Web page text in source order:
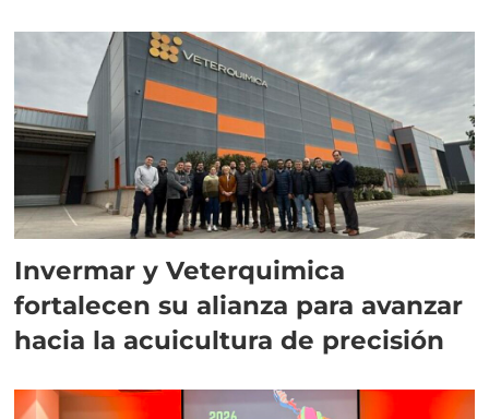
Invermar y Veterquimica
fortalecen su alianza para avanzar
hacia la acuicultura de precisión